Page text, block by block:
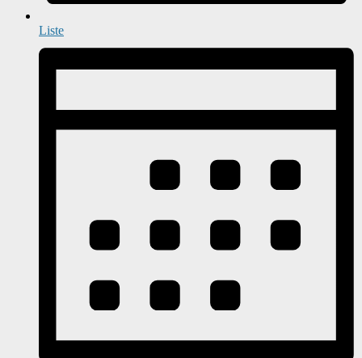
Liste